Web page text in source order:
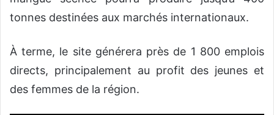
tonnes destinées aux marchés internationaux.
À terme, le site générera près de 1 800 emplois
directs, principalement au profit des jeunes et
des femmes de la région.